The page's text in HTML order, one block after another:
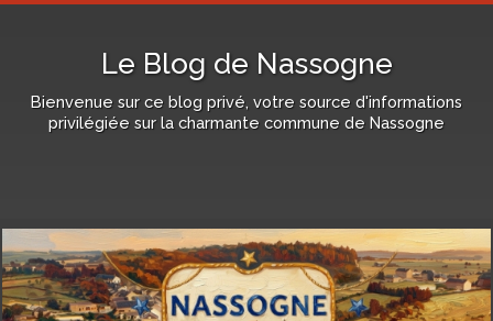
Le Blog de Nassogne
Bienvenue sur ce blog privé, votre source d'informations
privilégiée sur la charmante commune de Nassogne